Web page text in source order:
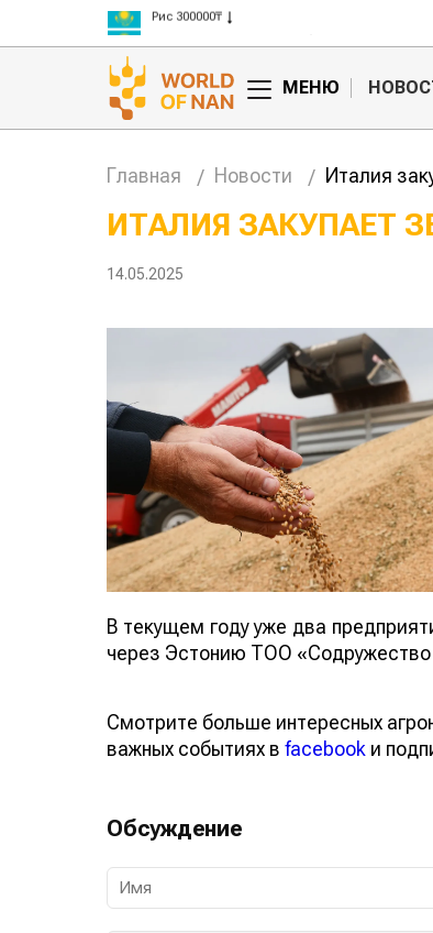
Рис 300000₸
Пшеница 3 класс 125000₸
МЕНЮ
Главная Новости Италия
ИТАЛИЯ ЗАКУПАЕТ
14.05.2025
В текущем году уже два
через Эстонию ТОО «Содружество
Смотрите больше интересных
важных событиях в facebook и
Обсуждение